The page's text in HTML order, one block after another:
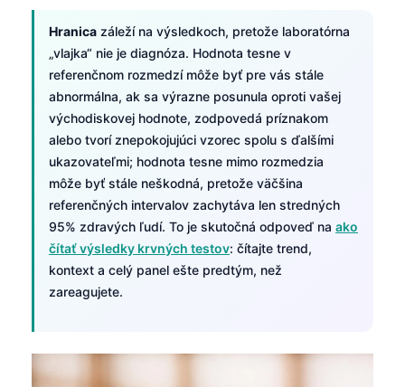
Hranica záleží na výsledkoch, pretože laboratórna
„vlajka“ nie je diagnóza. Hodnota tesne v
referenčnom rozmedzí môže byť pre vás stále
abnormálna, ak sa výrazne posunula oproti vašej
východiskovej hodnote, zodpovedá príznakom
alebo tvorí znepokojujúci vzorec spolu s ďalšími
ukazovateľmi; hodnota tesne mimo rozmedzia
môže byť stále neškodná, pretože väčšina
referenčných intervalov zachytáva len stredných
95% zdravých ľudí. To je skutočná odpoveď na ako
čítať výsledky krvných testov: čítajte trend,
kontext a celý panel ešte predtým, než
zareagujete.